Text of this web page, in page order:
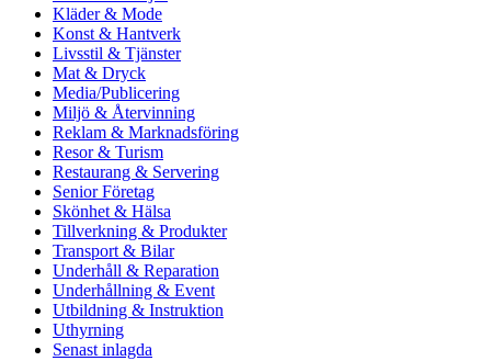
Kläder & Mode
Konst & Hantverk
Livsstil & Tjänster
Mat & Dryck
Media/Publicering
Miljö & Återvinning
Reklam & Marknadsföring
Resor & Turism
Restaurang & Servering
Senior Företag
Skönhet & Hälsa
Tillverkning & Produkter
Transport & Bilar
Underhåll & Reparation
Underhållning & Event
Utbildning & Instruktion
Uthyrning
Senast inlagda